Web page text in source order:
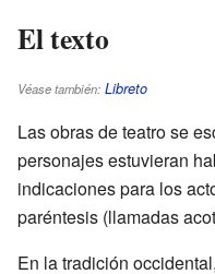
El texto
Véase también: Libreto
Las obras de teatro se
personajes estuvieran
indicaciones para los
paréntesis (llamadas
En la tradición